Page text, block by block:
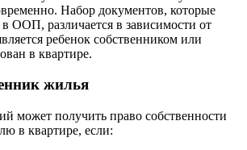
Набор документов, которые
ООП, различается в зависимости от
ребенок собственником или
в квартире.
жилья
может получить право собственности
в квартире, если: